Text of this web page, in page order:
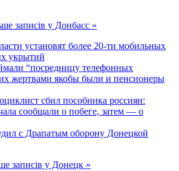
записів у Донбасс »
установят более 20-ти мобильных
укрытий
“посредницу телефонных
жертвами якобы были и пенсионеры
сбил пособника россиян:
сообщали о побеге, затем — о
с Драпатым оборону Донецкой
записів у Донецк »